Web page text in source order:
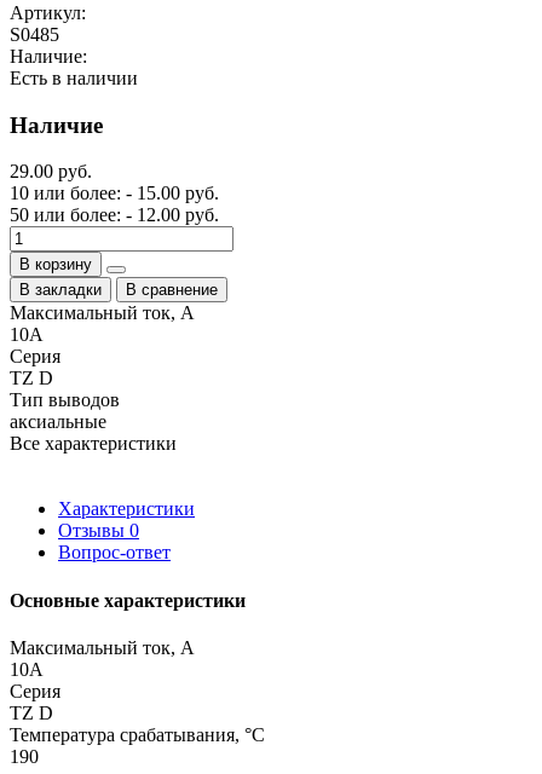
Артикул:
S0485
Наличие:
Есть в наличии
Наличие
29.00 руб.
10 или более: - 15.00 руб.
50 или более: - 12.00 руб.
В корзину
В закладки
В сравнение
Максимальный ток, А
10A
Серия
TZ D
Тип выводов
аксиальные
Все характеристики
Характеристики
Отзывы 0
Вопрос-ответ
Основные характеристики
Максимальный ток, А
10A
Серия
TZ D
Температура срабатывания, °C
190